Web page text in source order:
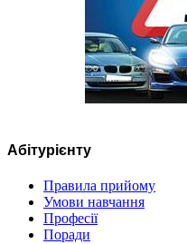
Абітурієнту
Правила прийому
Умови навчання
Професії
Поради